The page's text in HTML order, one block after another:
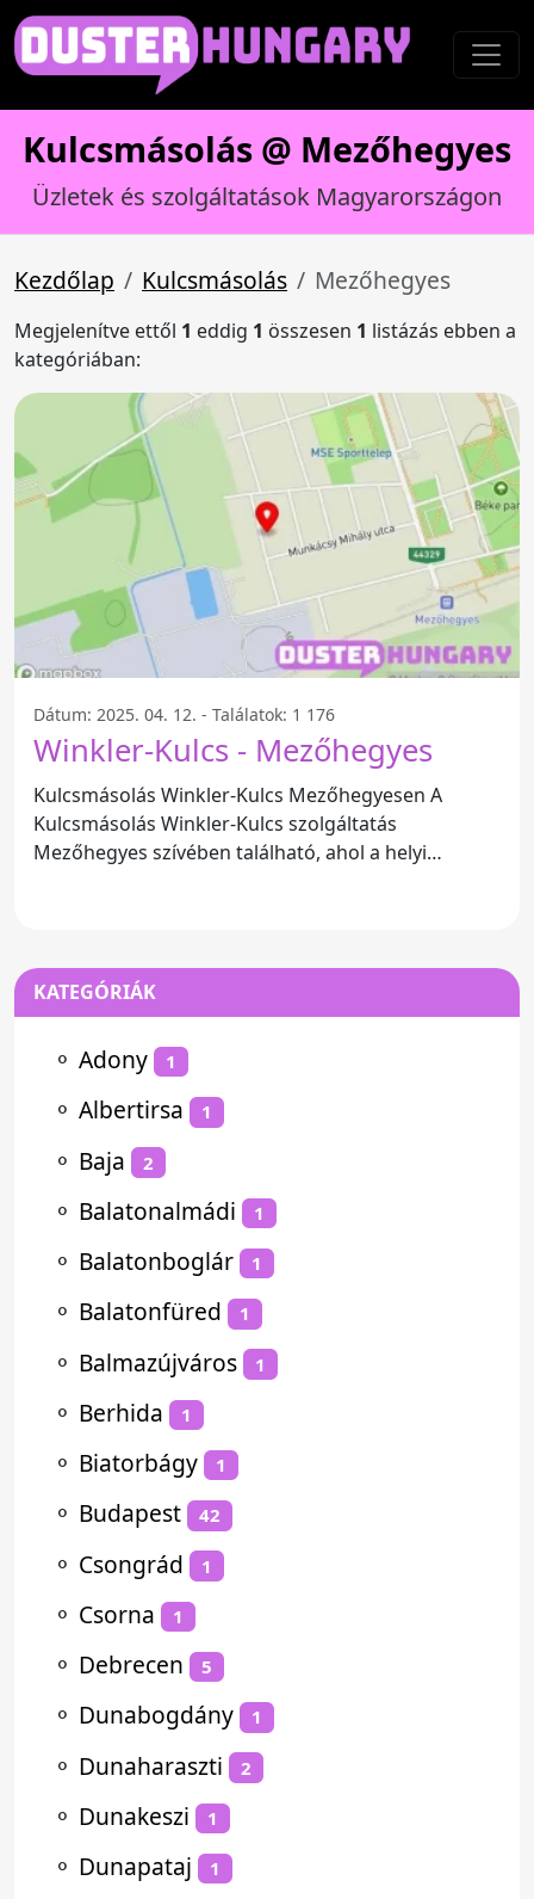
Kulcsmásolás @ Mezőhegyes
Üzletek és szolgáltatások Magyarországon
Kezdőlap Kulcsmásolás Mezőhegyes
Megjelenítve ettől 1 eddig 1 összesen 1 listázás ebben a
kategóriában:
Dátum: 2025. 04. 12. - Találatok: 1 176
Winkler-Kulcs - Mezőhegyes
Kulcsmásolás Winkler-Kulcs Mezőhegyesen A
Kulcsmásolás Winkler-Kulcs szolgáltatás
Mezőhegyes szívében található, ahol a helyi
KATEGÓRIÁK
⚬ Adony 1
⚬ Albertirsa 1
⚬ Baja 2
⚬ Balatonalmádi 1
⚬ Balatonboglár 1
⚬ Balatonfüred 1
⚬ Balmazújváros 1
⚬ Berhida 1
⚬ Biatorbágy 1
⚬ Budapest 42
⚬ Csongrád 1
⚬ Csorna 1
⚬ Debrecen 5
⚬ Dunabogdány 1
⚬ Dunaharaszti 2
⚬ Dunakeszi 1
⚬ Dunapataj 1